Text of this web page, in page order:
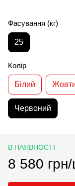
Фасування (кг)
25
Колір
Білий
Червоний
В НАЯВНОСТІ
8 580